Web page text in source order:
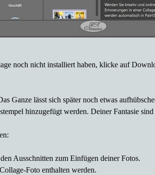
noch nicht installiert haben, klicke auf
Ganze lässt sich später noch etwas
hinzugefügt werden. Deiner Fantasie
Ausschnitten zum Einfügen deiner Fotos.
Foto enthalten werden.